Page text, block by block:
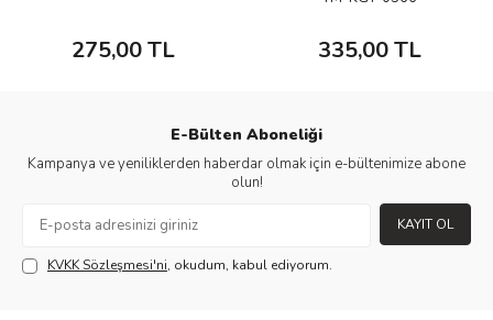
275,00TL 335,00TL
E-Bülten Aboneliği
Kampanya ve yeniliklerden haberdar olmak için e-bültenimize abone
olun!
KAYIT OL
KVKK Sözleşmesi'ni, okudum, kabul ediyorum.